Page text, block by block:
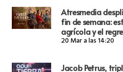
Atresmedia
fin de semana:
agrícola y el
20 Mar a las 14:20
Jacob Petrus,